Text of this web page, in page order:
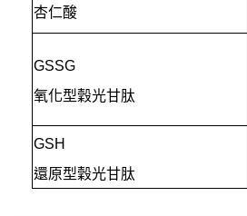
杏仁酸
GSSG
氧化型穀光甘肽
GSH
還原型穀光甘肽